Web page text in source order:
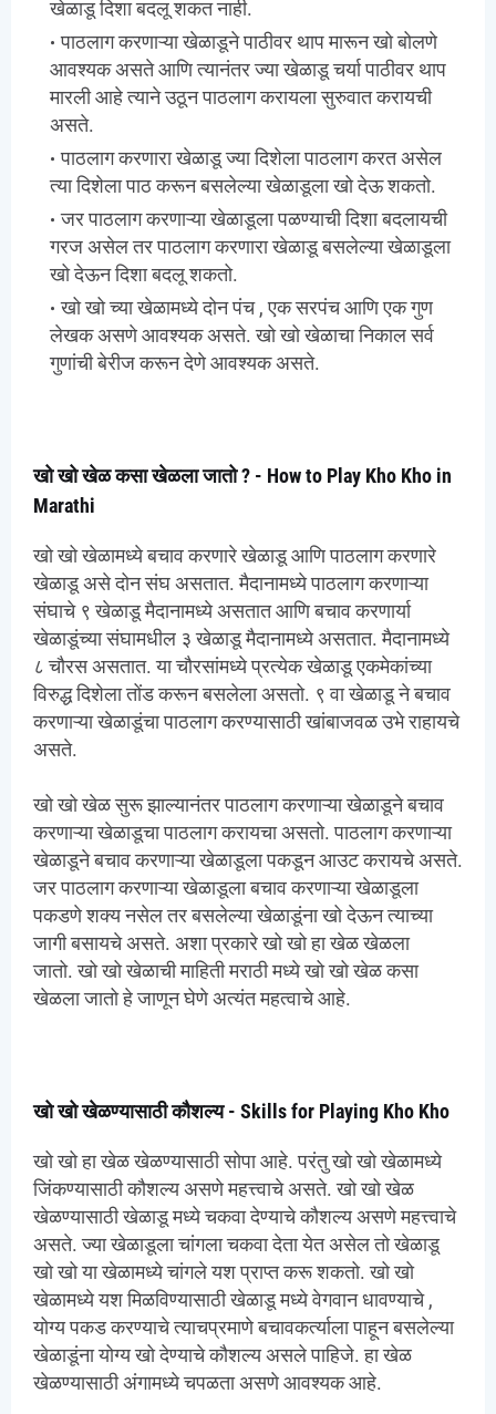
खेळाडू दिशा बदलू शकत नाही.
पाठलाग करणाऱ्या खेळाडूने पाठीवर थाप मारून खो बोलणे
आवश्यक असते आणि त्यानंतर ज्या खेळाडू चर्या पाठीवर थाप
मारली आहे त्याने उठून पाठलाग करायला सुरुवात करायची
असते.
पाठलाग करणारा खेळाडू ज्या दिशेला पाठलाग करत असेल
त्या दिशेला पाठ करून बसलेल्या खेळाडूला खो देऊ शकतो.
जर पाठलाग करणाऱ्या खेळाडूला पळण्याची दिशा बदलायची
गरज असेल तर पाठलाग करणारा खेळाडू बसलेल्या खेळाडूला
खो देऊन दिशा बदलू शकतो.
खो खो च्या खेळामध्ये दोन पंच , एक सरपंच आणि एक गुण
लेखक असणे आवश्यक असते. खो खो खेळाचा निकाल सर्व‌
गुणांची बेरीज करून देणे आवश्यक असते.
खो खो खेळ कसा खेळला जातो ? - How to Play Kho Kho in
Marathi
खो खो खेळामध्ये बचाव करणारे खेळाडू आणि पाठलाग करणारे
खेळाडू असे दोन संघ असतात. मैदानामध्ये पाठलाग करणाऱ्या
संघाचे ९ खेळाडू मैदानामध्ये असतात आणि बचाव करणार्या
खेळाडूंच्या संघामधील ३ खेळाडू मैदानामध्ये असतात. मैदानामध्ये
८ चौरस असतात. या चौरसांमध्ये प्रत्येक खेळाडू एकमेकांच्या
विरुद्ध दिशेला तोंड करून बसलेला‌ असतो. ९ वा खेळाडू ने बचाव
करणाऱ्या खेळाडूंचा पाठलाग करण्यासाठी खांबाजवळ उभे राहायचे
असते.
खो खो खेळ सुरू झाल्यानंतर पाठलाग करणाऱ्या खेळाडूने बचाव
करणाऱ्या खेळाडूचा पाठलाग करायचा असतो. पाठलाग करणाऱ्या
खेळाडूने बचाव करणाऱ्या खेळाडूला पकडून आउट करायचे असते.
जर पाठलाग करणाऱ्या खेळाडूला बचाव करणाऱ्या खेळाडूला
पकडणे शक्य नसेल तर बसलेल्या खेळाडूंना खो देऊन त्याच्या
जागी बसायचे असते. अशा प्रकारे खो खो हा खेळ खेळला
जातो. खो खो खेळाची माहिती मराठी मध्ये खो खो खेळ कसा
खेळला जातो हे जाणून घेणे अत्यंत महत्वाचे आहे.
खो खो खेळण्यासाठी कौशल्य - Skills for Playing Kho Kho
खो खो हा खेळ खेळण्यासाठी सोपा आहे. परंतु खो खो खेळामध्ये
जिंकण्यासाठी कौशल्य असणे महत्त्वाचे असते. खो खो खेळ
खेळण्यासाठी खेळाडू मध्ये चकवा देण्याचे कौशल्य असणे महत्त्वाचे
असते. ज्या खेळाडूला चांगला चकवा देता येत असेल तो खेळाडू
खो खो या खेळामध्ये चांगले यश प्राप्त करू शकतो. खो खो
खेळामध्ये यश मिळविण्यासाठी खेळाडू मध्ये वेगवान धावण्याचे ,
योग्य पकड करण्याचे त्याचप्रमाणे बचावकर्त्याला पाहून बसलेल्या
खेळाडूंना योग्य खो देण्याचे कौशल्य असले पाहिजे. हा खेळ
खेळण्यासाठी अंगामध्ये चपळता असणे आवश्यक आहे.